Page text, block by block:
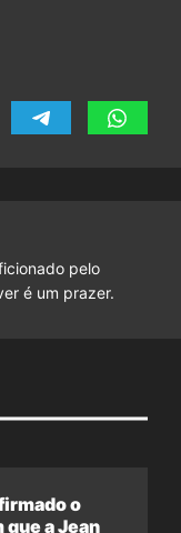
pelo
é um prazer.
o
a Jean